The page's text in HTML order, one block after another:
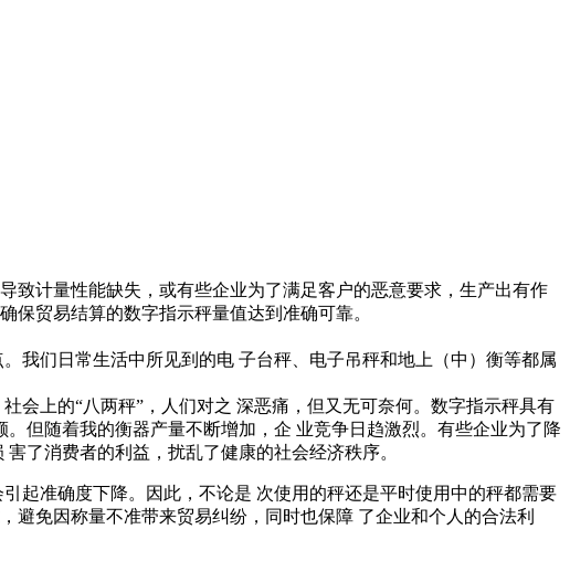
计量性能缺失，或有些企业为了满足客户的恶意要求，生产出有作
贸易结算的数字指示秤量值达到准确可靠。
们日常生活中所见到的电 子台秤、电子吊秤和地上（中）衡等都属
上的“八两秤”，人们对之 深恶痛，但又无可奈何。数字指示秤具有
但随着我的衡器产量不断增加，企 业竞争日趋激烈。有些企业为了降
了消费者的利益，扰乱了健康的社会经济秩序。
准确度下降。因此，不论是 次使用的秤还是平时使用中的秤都需要
免因称量不准带来贸易纠纷，同时也保障 了企业和个人的合法利